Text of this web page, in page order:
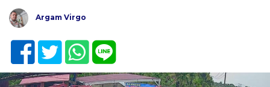
Argam Virgo